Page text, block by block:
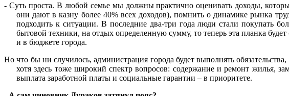
- Суть проста. В любой семье мы должны практично оценивать доходы,
они дают в казну более 40% всех доходов), помнить о динамике рынка
подходить к ситуации. В последние два-три года люди стали покупать
бытовой техники, на отдых определенную сумму, то теперь эта планка
и в бюджете города.
Но что бы ни случилось, администрация города будет выполнять
хотя здесь тоже широкий спектр вопросов: содержание и ремонт жилья,
выплата заработной платы и социальные гарантии – в приоритете.